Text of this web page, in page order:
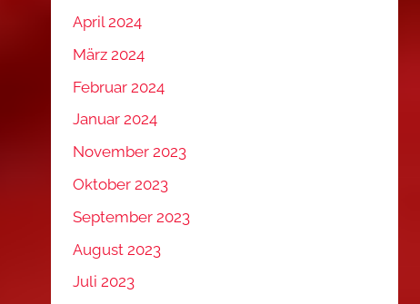
April 2024
März 2024
Februar 2024
Januar 2024
November 2023
Oktober 2023
September 2023
August 2023
Juli 2023